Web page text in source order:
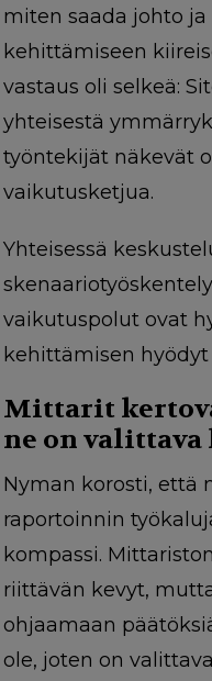
miten saada johto
kehittämiseen
vastaus oli selkeä:
yhteisestä
työntekijät näkevät
vaikutusketjua.
Yhteisessä
vaikutuspolut ovat
kehittämisen hyödyt
Mittarit
ne on
Nyman korosti, että
raportoinnin
kompassi.
riittävän kevyt,
ohjaamaan
ole, joten on